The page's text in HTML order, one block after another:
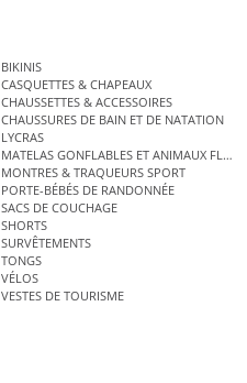
BIKINIS
CASQUETTES & CHAPEAUX
CHAUSSETTES & ACCESSOIRES
CHAUSSURES DE BAIN ET DE NATATION
LYCRAS
MATELAS GONFLABLES ET ANIMAUX
MONTRES & TRAQUEURS SPORT
PORTE-BÉBÉS DE RANDONNÉE
SACS DE COUCHAGE
SHORTS
SURVÊTEMENTS
TONGS
VÉLOS
VESTES DE TOURISME